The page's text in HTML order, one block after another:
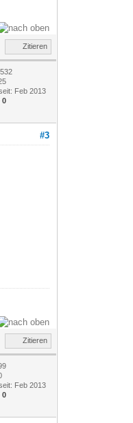
Zitieren
Feb 2013
0
#3
Zitieren
Feb 2013
0